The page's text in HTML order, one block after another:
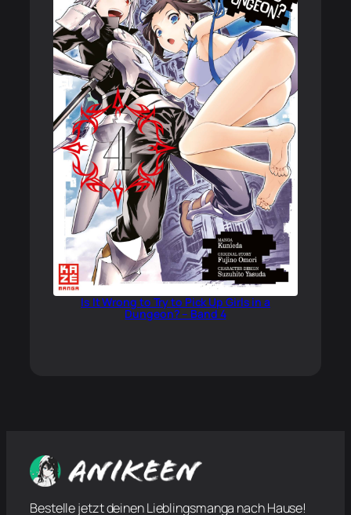
Is It Wrong to Try to Pick Up Girls in a
Dungeon? – Band 4
Bestelle jetzt deinen Lieblingsmanga nach Hause!